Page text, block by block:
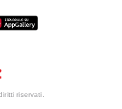
riservati.